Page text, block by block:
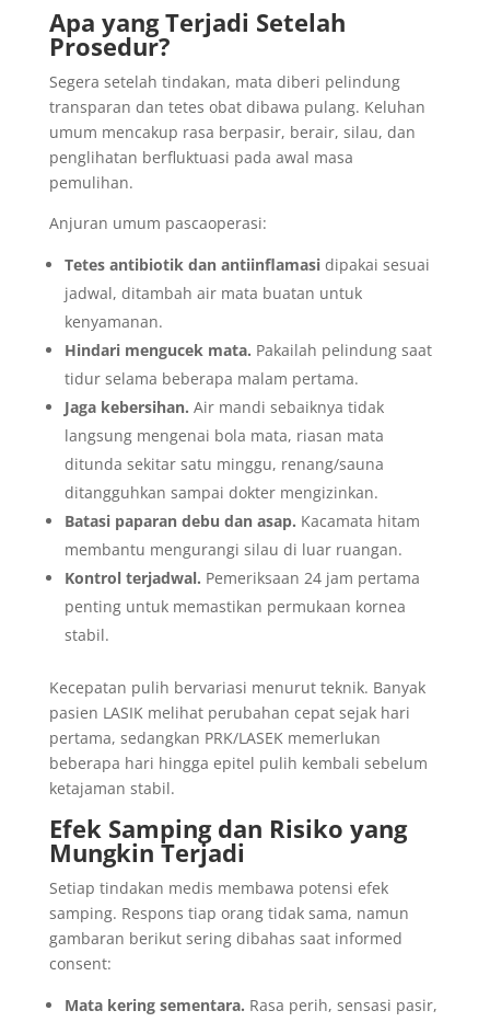
Apa yang Terjadi Setelah
Prosedur?
Segera setelah tindakan, mata diberi pelindung
transparan dan tetes obat dibawa pulang. Keluhan
umum mencakup rasa berpasir, berair, silau, dan
penglihatan berfluktuasi pada awal masa
pemulihan.
Anjuran umum pascaoperasi:
Tetes antibiotik dan antiinflamasidipakai sesuai
jadwal, ditambah air mata buatan untuk
kenyamanan.
Hindari mengucek mata. Pakailah pelindung saat
tidur selama beberapa malam pertama.
Jaga kebersihan. Air mandi sebaiknya tidak
langsung mengenai bola mata, riasan mata
ditunda sekitar satu minggu, renang/sauna
ditangguhkan sampai dokter mengizinkan.
Batasi paparan debu dan asap. Kacamata hitam
membantu mengurangi silau di luar ruangan.
Kontrol terjadwal. Pemeriksaan 24 jam pertama
penting untuk memastikan permukaan kornea
stabil.
Kecepatan pulih bervariasi menurut teknik. Banyak
pasien LASIK melihat perubahan cepat sejak hari
pertama, sedangkan PRK/LASEK memerlukan
beberapa hari hingga epitel pulih kembali sebelum
ketajaman stabil.
Efek Samping dan Risiko yang
Mungkin Terjadi
Setiap tindakan medis membawa potensi efek
samping. Respons tiap orang tidak sama, namun
gambaran berikut sering dibahas saat informed
consent:
Mata kering sementara. Rasa perih, sensasi pasir,